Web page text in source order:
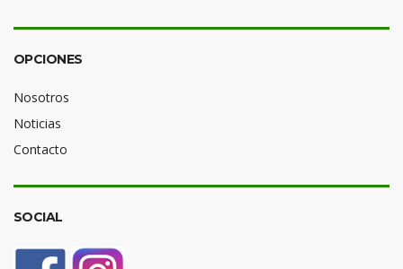
OPCIONES
Nosotros
Noticias
Contacto
SOCIAL